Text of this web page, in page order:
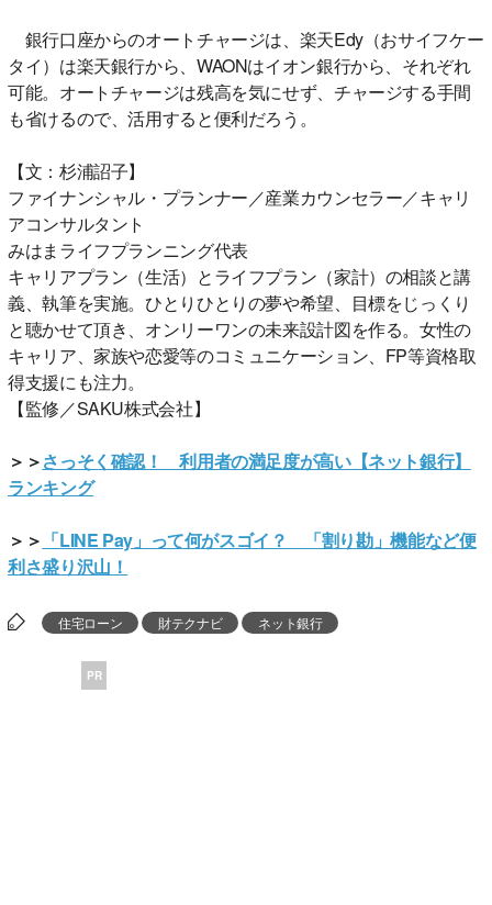
銀行口座からのオートチャージは、楽天Edy（おサイフケー
タイ）は楽天銀行から、WAONはイオン銀行から、それぞれ
可能。オートチャージは残高を気にせず、チャージする手間
も省けるので、活用すると便利だろう。
【文：杉浦詔子】
ファイナンシャル・プランナー／産業カウンセラー／キャリ
アコンサルタント
みはまライフプランニング代表
キャリアプラン（生活）とライフプラン（家計）の相談と講
義、執筆を実施。ひとりひとりの夢や希望、目標をじっくり
と聴かせて頂き、オンリーワンの未来設計図を作る。女性の
キャリア、家族や恋愛等のコミュニケーション、FP等資格取
得支援にも注力。
【監修／SAKU株式会社】
＞＞さっそく確認！ 利用者の満足度が高い【ネット銀行】
ランキング
＞＞ 「LINE Pay」って何がスゴイ？ 「割り勘」機能など便
利さ盛り沢山！
住宅ローン 財テクナビ ネット銀行
PR